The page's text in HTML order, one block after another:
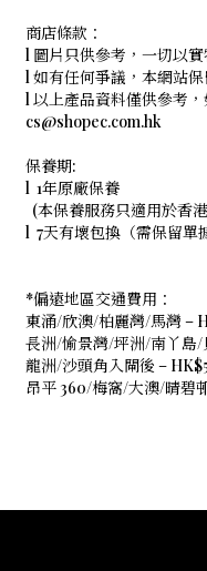
商店條款：
l 圖片只供參考，一切以
l 如有任何爭議，本網站
l 以上產品資料僅供參考
cs@shopec.com.hk
保養期:
l 1年原廠保養
(本保養服務只適用於香
l 7天有壞包換（需保留單
*偏遠地區交通費用：
東涌/欣澳/柏麗灣/馬灣 –
長洲/愉景灣/坪洲/南丫島
龍洲/沙頭角入閘後 –
昂平 360/梅窩/大澳/晴碧